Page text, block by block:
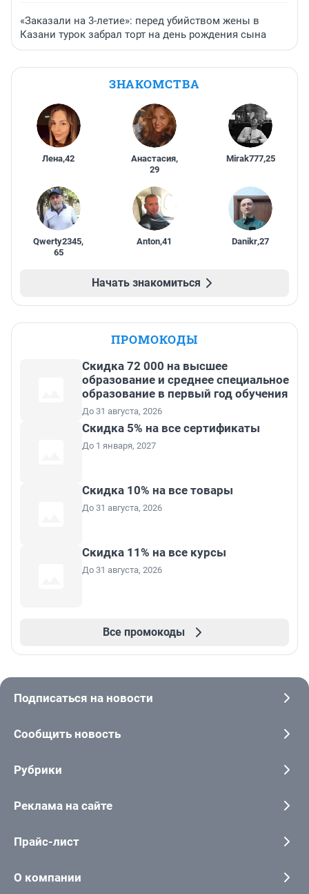
«Заказали на 3-летие»: перед убийством жены в
Казани турок забрал торт на день рождения сына
ЗНАКОМСТВА
Лена,42 Анастасия,
29
Mirak777,25
Qwerty2345,
65
Anton,41 Danikr,27
Начать знакомиться
ПРОМОКОДЫ
Скидка 72 000 на высшее
образование и среднее специальное
образование в первый год обучения
До 31 августа, 2026
Скидка 5% на все сертификаты
До 1 января, 2027
Скидка 10% на все товары
До 31 августа, 2026
Скидка 11% на все курсы
До 31 августа, 2026
Все промокоды
Подписаться на новости
Сообщить новость
Рубрики
Реклама на сайте
Прайс-лист
О компании